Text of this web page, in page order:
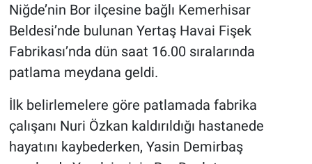
Niğde’nin Bor ilçesine bağlı Kemerhisar
Beldesi’nde bulunan Yertaş Havai Fişek
Fabrikası’nda dün saat 16.00 sıralarında
patlama meydana geldi.
İlk belirlemelere göre patlamada fabrika
çalışanı Nuri Özkan kaldırıldığı hastanede
hayatını kaybederken, Yasin Demirbaş
Kayseri
Niğde
Aksaray
Yerel